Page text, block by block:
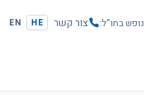
נופש בחו"ל צור קשר HE
EN